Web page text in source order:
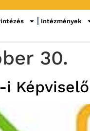
Intézmények
30.
i